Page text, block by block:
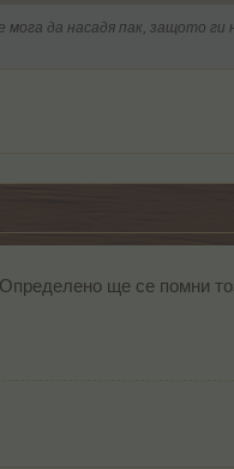
да насадя пак, защото
ще се помни